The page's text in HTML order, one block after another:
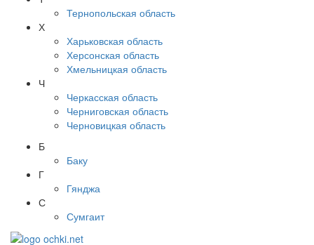
Тернопольская область
Х
Харьковская область
Херсонская область
Хмельницкая область
Ч
Черкасская область
Черниговская область
Черновицкая область
Б
Баку
Г
Гянджа
С
Сумгаит